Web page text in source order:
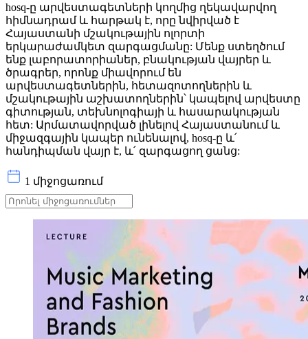
hosq-ը արվեստագետների կողմից ղեկավարվող
հիմնադրամ և հարթակ է, որը նվիրված է
Հայաստանի մշակութային ոլորտի
երկարաժամկետ զարգացմանը: Մենք ստեղծում
ենք լաբորատորիաներ, բնակության վայրեր և
ծրագրեր, որոնք միավորում են
արվեստագետներին, հետազոտողներին և
մշակութային աշխատողներին՝ կապելով արվեստը
գիտության, տեխնոլոգիայի և հասարակության
հետ: Արմատավորված լինելով Հայաստանում և
միջազգային կապեր ունենալով, hosq-ը և՛
հանդիպման վայր է, և՛ զարգացող ցանց:
1 միջոցառում